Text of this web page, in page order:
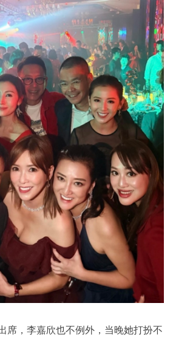
席，李嘉欣也不例外，当晚她打扮不